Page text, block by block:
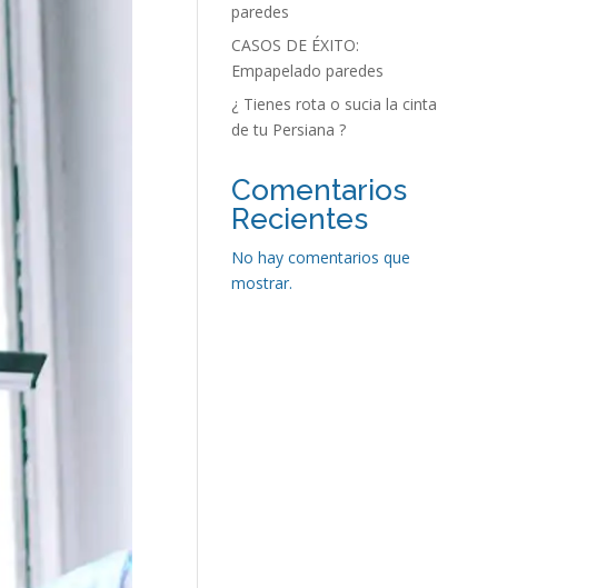
paredes
CASOS DE ÉXITO:
Empapelado paredes
¿ Tienes rota o sucia la cinta
de tu Persiana ?
Comentarios
Recientes
No hay comentarios que
mostrar.